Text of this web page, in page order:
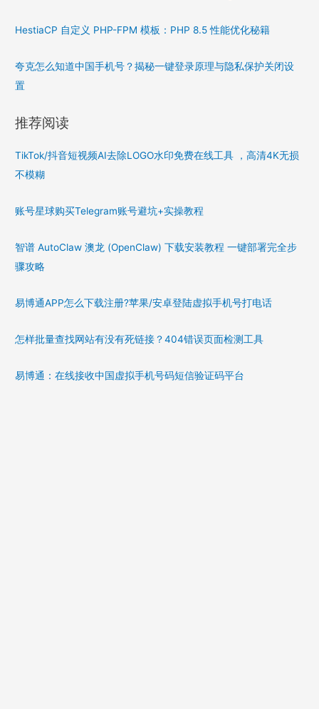
HestiaCP 自定义 PHP-FPM 模板：PHP 8.5 性能优化秘籍
夸克怎么知道中国手机号？揭秘一键登录原理与隐私保护关闭设
置
推荐阅读
TikTok/抖音短视频AI去除LOGO水印免费在线工具 ，高清4K无损
不模糊
账号星球购买Telegram账号避坑+实操教程
智谱 AutoClaw 澳龙 (OpenClaw) 下载安装教程 一键部署完全步
骤攻略
易博通APP怎么下载注册?苹果/安卓登陆虚拟手机号打电话
怎样批量查找网站有没有死链接？404错误页面检测工具
易博通：在线接收中国虚拟手机号码短信验证码平台